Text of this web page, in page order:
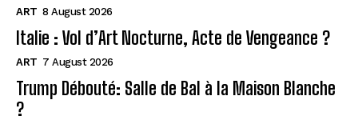
ART 8 August 2026
Italie : Vol d’Art Nocturne, Acte de Vengeance ?
ART 7 August 2026
Trump Débouté: Salle de Bal à la Maison Blanche
?